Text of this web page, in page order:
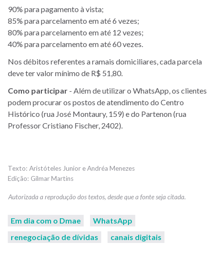
90% para pagamento à vista;
85% para parcelamento em até 6 vezes;
80% para parcelamento em até 12 vezes;
40% para parcelamento em até 60 vezes.
Nos débitos referentes a ramais domiciliares, cada parcela
deve ter valor mínimo de R$ 51,80.
Como participar - Além de utilizar o WhatsApp, os clientes
podem procurar os postos de atendimento do Centro
Histórico (rua José Montaury, 159) e do Partenon (rua
Professor Cristiano Fischer, 2402).
Aristóteles Junior e Andréa Menezes
Gilmar Martins
Em dia com o Dmae
WhatsApp
renegociação de dívidas
canais digitais